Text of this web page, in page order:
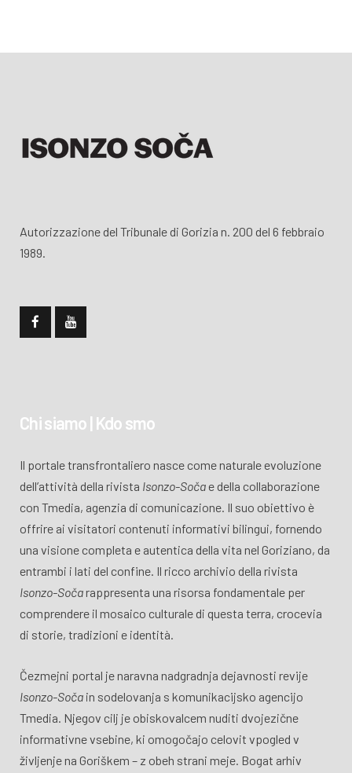
Autorizzazione del Tribunale di Gorizia n. 200 del 6 febbraio
1989.
Chi siamo | Kdo smo
Il portale transfrontaliero nasce come naturale evoluzione
dell’attività della rivista Isonzo-Sočae della collaborazione
con Tmedia, agenzia di comunicazione. Il suo obiettivo è
offrire ai visitatori contenuti informativi bilingui, fornendo
una visione completa e autentica della vita nel Goriziano, da
entrambi i lati del confine. Il ricco archivio della rivista
Isonzo-Sočarappresenta una risorsa fondamentale per
comprendere il mosaico culturale di questa terra, crocevia
di storie, tradizioni e identità.
Čezmejni portal je naravna nadgradnja dejavnosti revije
Isonzo-Soča in sodelovanja s komunikacijsko agencijo
Tmedia. Njegov cilj je obiskovalcem nuditi dvojezične
informativne vsebine, ki omogočajo celovit vpogled v
življenje na Goriškem – z obeh strani meje. Bogat arhiv